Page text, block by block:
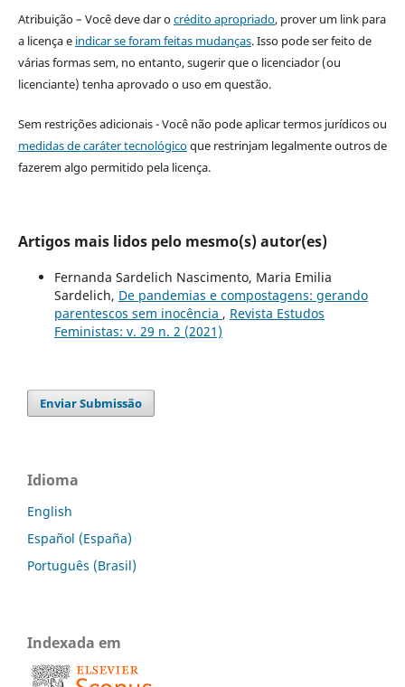
Atribuição – Você deve dar ocrédito apropriado, prover um link para
a licença e indicar se foram feitas mudanças. Isso pode ser feito de
várias formas sem, no entanto, sugerir que o licenciador (ou
licenciante) tenha aprovado o uso em questão.
Sem restrições adicionais - Você não pode aplicar termos jurídicos ou
medidas de caráter tecnológicoque restrinjam legalmente outros de
fazerem algo permitido pela licença.
Artigos mais lidos pelo mesmo(s) autor(es)
Fernanda Sardelich Nascimento, Maria Emilia
Sardelich, De pandemias e compostagens: gerando
parentescos sem inocência , Revista Estudos
Feministas: v. 29 n. 2 (2021)
Enviar Submissão
Idioma
English
Español (España)
Português (Brasil)
Indexada em